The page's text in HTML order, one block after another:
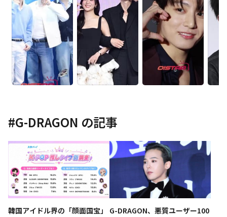
#G-DRAGON の記事
韓国アイドル界の「顔面国宝」
G-DRAGON、悪質ユーザー100